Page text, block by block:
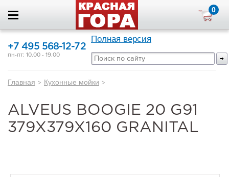
0
+7 495 568-12-72
пн-пт: 10.00 - 19.00
Полная версия
Главная > Кухонные мойки >
ALVEUS BOOGIE 20 G91
379X379X160 GRANITAL